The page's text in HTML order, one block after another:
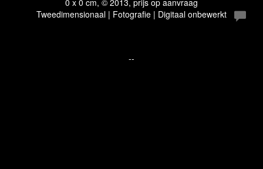
0 x 0 cm, © 2013, prijs op aanvraag
Tweedimensionaal | Fotografie | Digitaal onbewerkt
--